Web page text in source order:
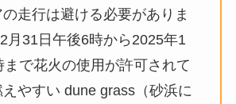
走行は避ける必要がありま
月31日午後6時から2025年1
まで花火の使用が許可されて
やすい dune grass（砂浜に